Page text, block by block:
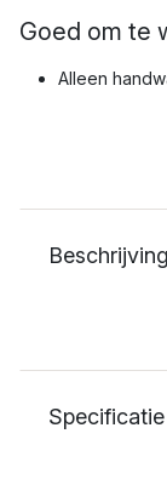
Goed om te
Alleen
Beschrijving
Specificatie